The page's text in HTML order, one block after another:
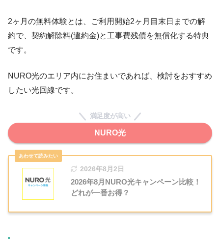
2ヶ月の無料体験とは、ご利用開始2ヶ月目末日までの解
約で、契約解除料(違約金)と工事費残債を無償化する特典
です。
NURO光のエリア内にお住まいであれば、検討をおすすめ
したい光回線です。
満足度が高い
NURO光
2026年8月2日
2026年8月NURO光キャンペーン比較！
どれが一番お得？